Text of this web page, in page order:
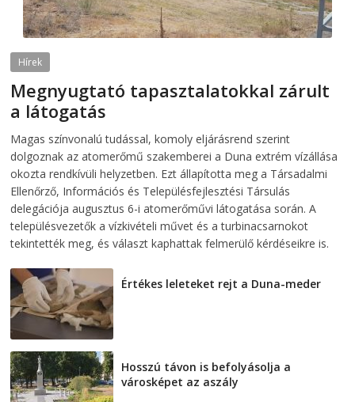
Hírek
Megnyugtató tapasztalatokkal zárult
a látogatás
Magas színvonalú tudással, komoly eljárásrend szerint
dolgoznak az atomerőmű szakemberei a Duna extrém vízállása
okozta rendkívüli helyzetben. Ezt állapította meg a Társadalmi
Ellenőrző, Információs és Településfejlesztési Társulás
delegációja augusztus 6-i atomerőművi látogatása során. A
településvezetők a vízkivételi művet és a turbinacsarnokot
tekintették meg, és választ kaphattak felmerülő kérdéseikre is.
Értékes leleteket rejt a Duna-meder
Hosszú távon is befolyásolja a
városképet az aszály